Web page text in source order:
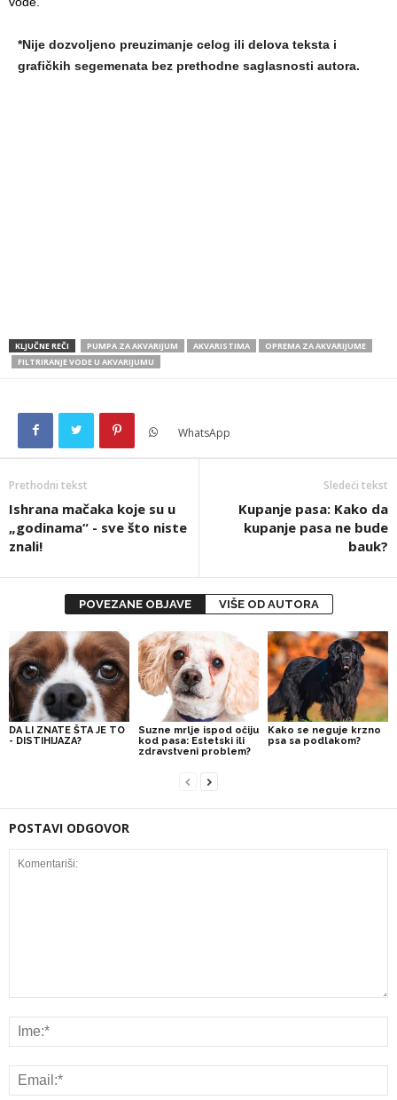
*Nije dozvoljeno preuzimanje celog ili delova teksta i
grafičkih segemenata bez prethodne saglasnosti autora.
KLJUČNE REČI PUMPA ZA AKVARIJUM AKVARISTIMA
OPREMA ZA AKVARIJUME
FILTRIRANJE VODE U AKVARIJUMU
WhatsApp
Prethodni tekst
Ishrana mačaka koje su u
„godinama“ - sve što niste
znali!
Sledeći tekst
Kupanje pasa: Kako da
kupanje pasa ne bude
bauk?
POVEZANE OBJAVE VIŠE OD AUTORA
DA LI ZNATE ŠTA JE TO
- DISTIHIJAZA?
Suzne mrlje ispod očiju
kod pasa: Estetski ili
zdravstveni problem?
Kako se neguje krzno
psa sa podlakom?
POSTAVI ODGOVOR